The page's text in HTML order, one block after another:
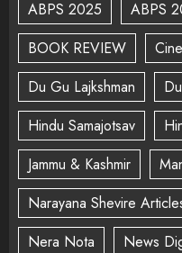
ABPS 2025
ABPS
BOOK REVIEW
Du Gu Lajkshman
Hindu Samajotsav
Jammu & Kashmir
Narayana Shevire
Nera Nota
News